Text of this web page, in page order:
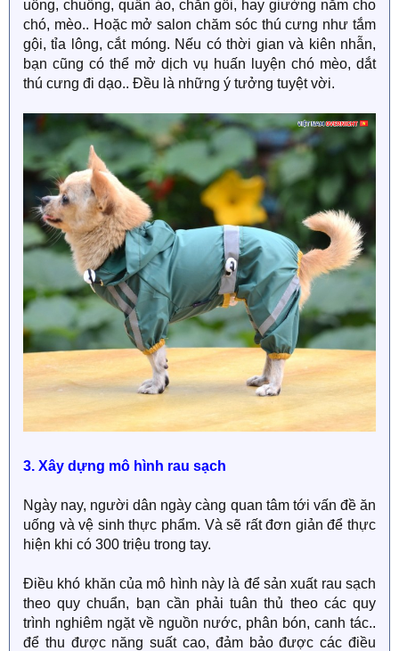
uống, chuồng, quần áo, chăn gối, hay giường nằm cho
chó, mèo.. Hoặc mở salon chăm sóc thú cưng như tắm
gội, tỉa lông, cắt móng. Nếu có thời gian và kiên nhẫn,
bạn cũng có thể mở dịch vụ huấn luyện chó mèo, dắt
thú cưng đi dạo.. Đều là những ý tưởng tuyệt vời.
3. Xây dựng mô hình rau sạch
Ngày nay, người dân ngày càng quan tâm tới vấn đề ăn
uống và vệ sinh thực phẩm. Và sẽ rất đơn giản để thực
hiện khi có 300 triệu trong tay.
Điều khó khăn của mô hình này là để sản xuất rau sạch
theo quy chuẩn, bạn cần phải tuân thủ theo các quy
trình nghiêm ngặt về nguồn nước, phân bón, canh tác..
để thu được năng suất cao, đảm bảo được các điều